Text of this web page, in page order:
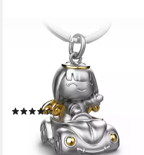
Schlüsselanhänger
Schutzengel "Carla" im Auto -
Geschenk Fahranfänger
Glücksbringer
(6)
12,90 €
lieferbar - in 4-5 Werktagen bei dir